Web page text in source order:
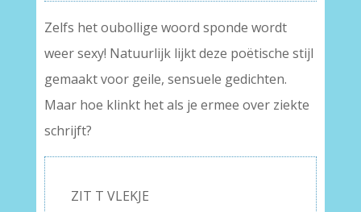
Zelfs het oubollige woord sponde wordt
weer sexy! Natuurlijk lijkt deze poëtische stijl
gemaakt voor geile, sensuele gedichten.
Maar hoe klinkt het als je ermee over ziekte
schrijft?
ZIT T VLEKJE